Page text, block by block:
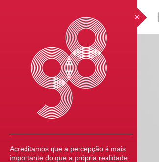
Acreditamos que a percepção é mais
importante do que a própria realidade.